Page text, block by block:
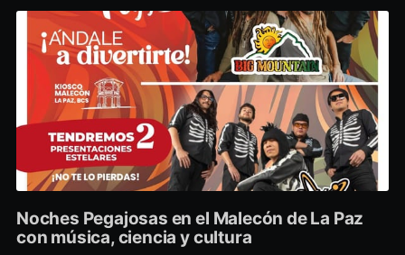
Noches Pegajosas en el Malecón de La Paz
con música, ciencia y cultura